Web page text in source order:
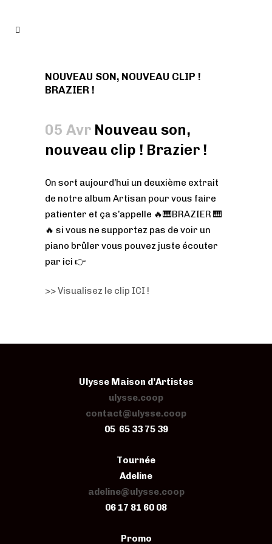
NOUVEAU SON, NOUVEAU CLIP !
BRAZIER !
05 Avr Nouveau son,
nouveau clip ! Brazier !
On sort aujourd’hui un deuxième extrait
de notre album Artisan pour vous faire
patienter et ça s’appelle 🔥🎹BRAZIER 🎹
🔥 si vous ne supportez pas de voir un
piano brûler vous pouvez juste écouter
par ici 👉
>> Visualisez le clip ICI !
Ulysse Maison d’Artistes
ulysse.coop
contact@ulysse.coop
05 65 33 75 39
Tournée
Adeline
adeline@ulysse.coop
06 17 81 60 08
Promo